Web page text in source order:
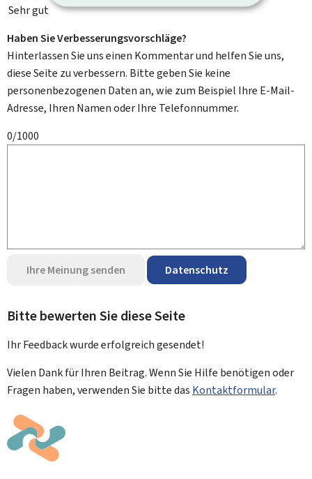
Sehr gut
Haben Sie Verbesserungsvorschläge?
Hinterlassen Sie uns einen Kommentar und helfen Sie uns,
diese Seite zu verbessern. Bitte geben Sie keine
personenbezogenen Daten an, wie zum Beispiel Ihre E-Mail-
Adresse, Ihren Namen oder Ihre Telefonnummer.
0/1000
Ihre Meinung senden Datenschutz
Bitte bewerten Sie diese Seite
Ihr Feedback wurdeerfolgreichgesendet!
Vielen Dank für Ihren Beitrag. Wenn Sie Hilfe benötigen oder
Fragen haben, verwenden Sie bitte das Kontaktformular.